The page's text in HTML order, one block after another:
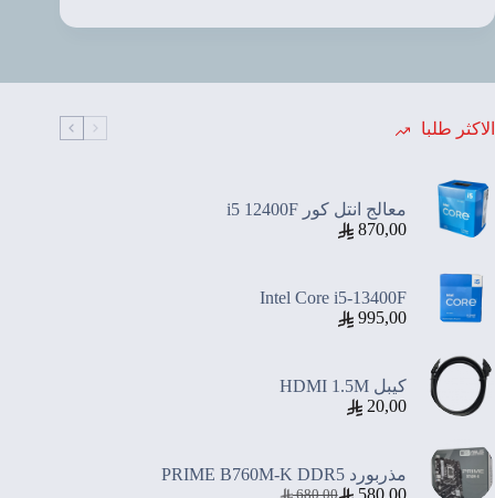
Type-
الاكثر طلبا
معالج انتل كور i5 12400F
870,00
Intel Core i5-13400F
995,00
كيبل HDMI 1.5M
20,00
مذربورد PRIME B760M-K DDR5
680,00 580,00